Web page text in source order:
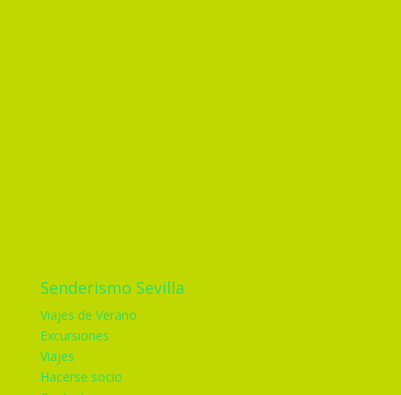
Senderismo Sevilla
Viajes de Verano
Excursiones
Viajes
Hacerse socio